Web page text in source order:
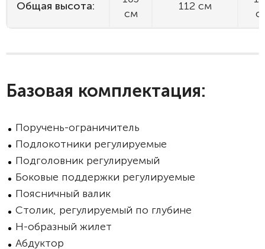
Общая высота:
см
112 см
Базовая комплектация:
Поручень-ограничитель
Подлокотники регулируемые
Подголовник регулируемый
Боковые поддержки регулируемые
Поясничный валик
Столик, регулируемый по глубине
Н-образный жилет
Абдуктор